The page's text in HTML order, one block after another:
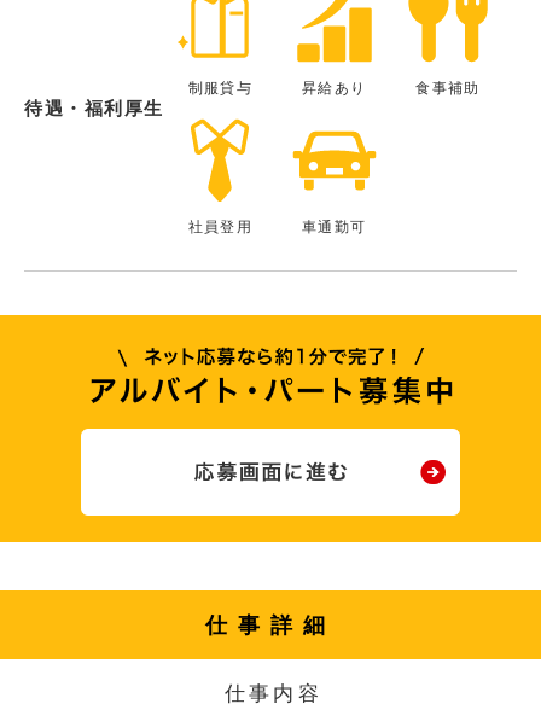
待遇・福利厚生
制服貸与 昇給あり 食事補助
社員登用 車通勤可
仕事詳細
仕事内容